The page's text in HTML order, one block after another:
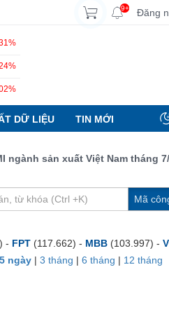
9+ Đăng
DỮ LIỆU TIN MỚI
sản xuất Việt Nam tháng 7/
Mã
- FPT (117.662) - MBB (103.997) -
5 ngày | 3 tháng | 6 tháng | 12 tháng